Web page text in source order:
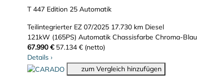
T 447 Edition 25 Automatik
Teilintegrierter EZ 07/2025 17.730 km Diesel
121kW (165PS) Automatik Chassisfarbe Chroma-Blau
67.990 € 57.134 € (netto)
Details ›
zum Vergleich hinzufügen